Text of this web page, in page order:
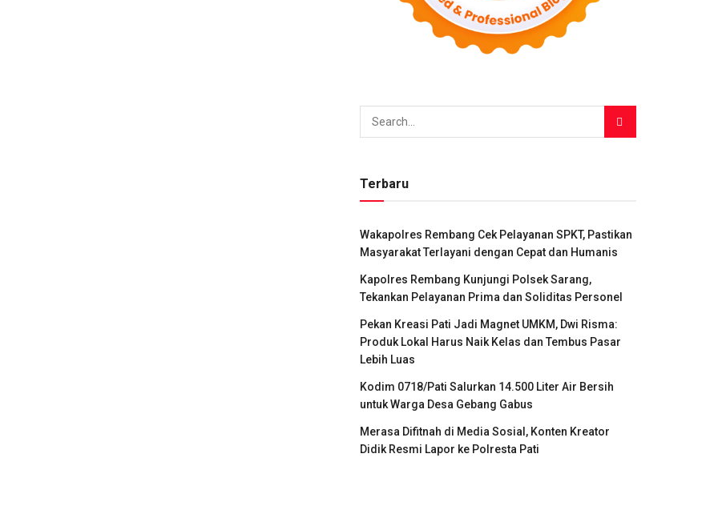
Terbaru
Wakapolres Rembang Cek Pelayanan SPKT, Pastikan
Masyarakat Terlayani dengan Cepat dan Humanis
Kapolres Rembang Kunjungi Polsek Sarang,
Tekankan Pelayanan Prima dan Soliditas Personel
Pekan Kreasi Pati Jadi Magnet UMKM, Dwi Risma:
Produk Lokal Harus Naik Kelas dan Tembus Pasar
Lebih Luas
Kodim 0718/Pati Salurkan 14.500 Liter Air Bersih
untuk Warga Desa Gebang Gabus
Merasa Difitnah di Media Sosial, Konten Kreator
Didik Resmi Lapor ke Polresta Pati